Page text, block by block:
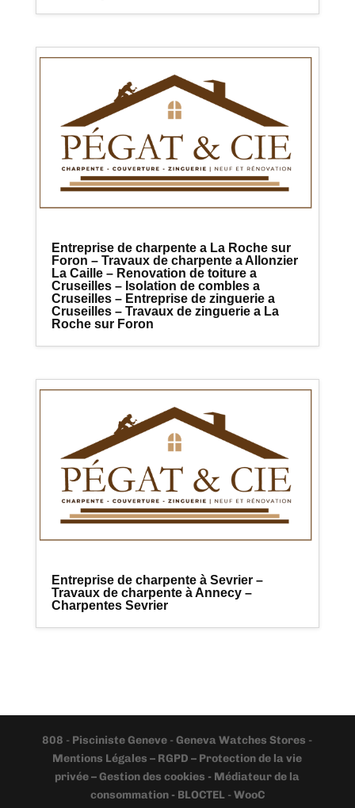
Entreprise de charpente a La Roche sur
Foron – Travaux de charpente a Allonzier
La Caille – Renovation de toiture a
Cruseilles – Isolation de combles a
Cruseilles – Entreprise de zinguerie a
Cruseilles – Travaux de zinguerie a La
Roche sur Foron
Entreprise de charpente à Sevrier –
Travaux de charpente à Annecy –
Charpentes Sevrier
808 - Pisciniste Geneve -Geneva Watches Stores -
Mentions Légales – RGPD – Protection de la vie
privée – Gestion des cookies - Médiateur de la
consommation - BLOCTEL -WooC